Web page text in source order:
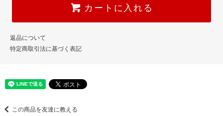
カートに入れる
返品について
特定商取引法に基づく表記
この商品を友達に教える